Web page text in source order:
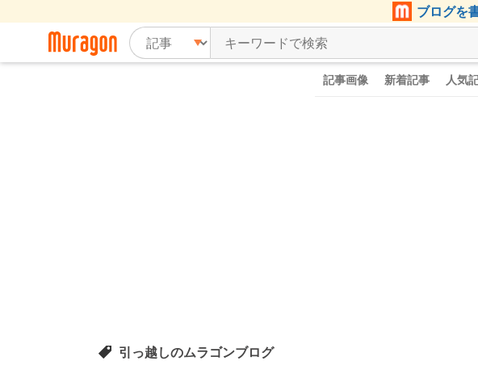
ブログを
記事画像 新着記事 人気
引っ越しのムラゴンブログ